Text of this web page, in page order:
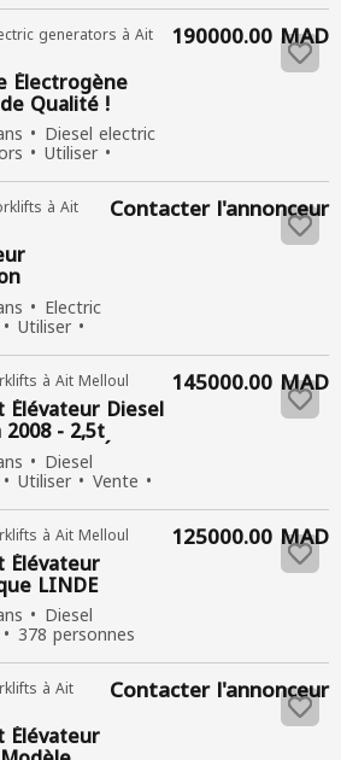
generators à Ait
Électrogène
Qualité !
Diesel electric
Utiliser
486 personnes
190000.00 MAD
à Ait
chez
Machina
Electric
Utiliser
445
consultées
Contacter l'annonceur
à Ait Melloul
Élévateur Diesel
- 2,5t
en Bon État !
Diesel
Utiliser Vente
consultées
145000.00 MAD
à Ait Melloul
Élévateur
LINDE
Diesel
378 personnes
125000.00 MAD
à Ait
Élévateur
Contacter l'annonceur